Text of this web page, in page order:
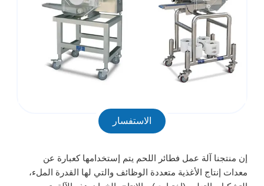
الاستفسار
إن منتجنا آلة عمل فطائر اللحم يتم إستخدامها كعبارة عن
معدات إنتاج الأغذية متعددة الوظائف والتي لها القدرة الملء،